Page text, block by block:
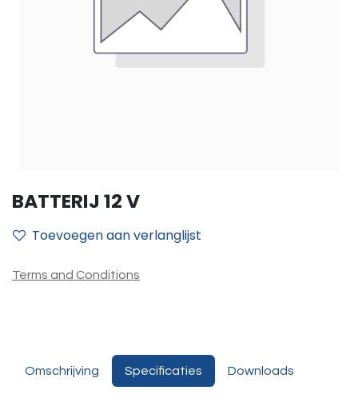
BATTERIJ 12 V
Toevoegen aan verlanglijst
Terms and Conditions
Omschrijving Specificaties Downloads